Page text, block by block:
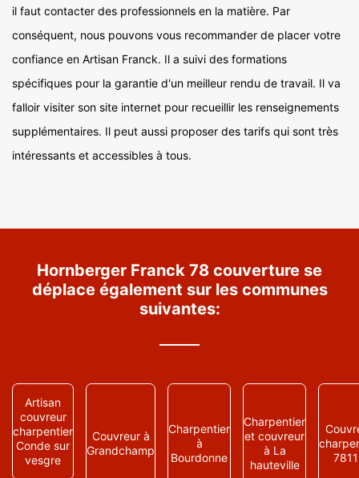
il faut contacter des professionnels en la matière. Par
conséquent, nous pouvons vous recommander de placer votre
confiance en Artisan Franck. Il a suivi des formations
spécifiques pour la garantie d'un meilleur rendu de travail. Il va
falloir visiter son site internet pour recueillir les renseignements
supplémentaires. Il peut aussi proposer des tarifs qui sont très
intéressants et accessibles à tous.
Hornberger Franck 78 couverture se
déplace également sur les communes
suivantes:
Artisan
couvreur
charpentier
Conde sur
vesgre
Couvreur à
Grandchamp
Charpentier
à
Bourdonne
Charpentier
et couvreur
à La
hauteville